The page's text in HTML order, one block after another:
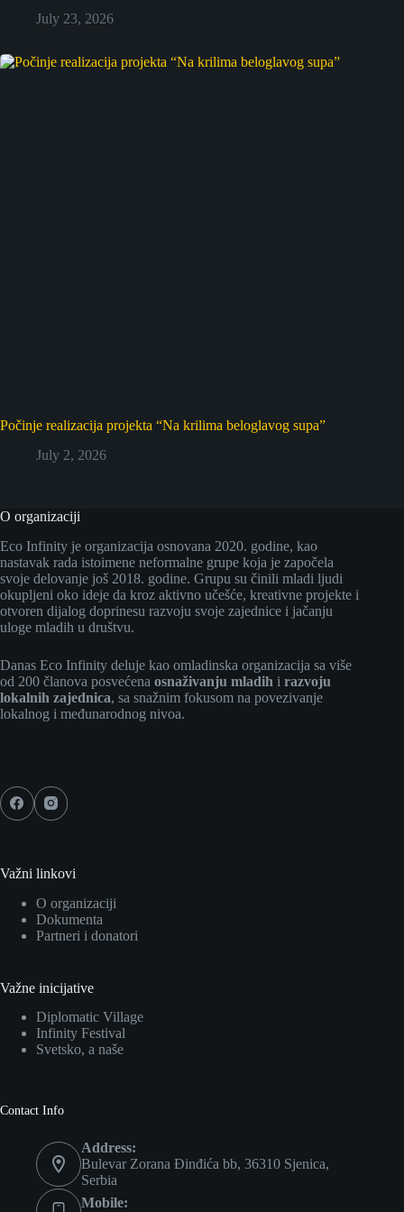
July 23, 2026
Počinje realizacija projekta “Na krilima beloglavog supa”
July 2, 2026
O organizaciji
Eco Infinity je organizacija osnovana 2020. godine, kao
nastavak rada istoimene neformalne grupe koja je započela
svoje delovanje još 2018. godine. Grupu su činili mladi ljudi
okupljeni oko ideje da kroz aktivno učešće, kreativne projekte i
otvoren dijalog doprinesu razvoju svoje zajednice i jačanju
uloge mladih u društvu.
Danas Eco Infinity deluje kao omladinska organizacija sa više
od 200 članova posvećena osnaživanju mladih i razvoju
lokalnih zajednica, sa snažnim fokusom na povezivanje
lokalnog i međunarodnog nivoa.
Važni linkovi
O organizaciji
Dokumenta
Partneri i donatori
Važne inicijative
Diplomatic Village
Infinity Festival
Svetsko, a naše
Contact Info
Address:
Bulevar Zorana Đinđića bb, 36310 Sjenica,
Serbia
Mobile: